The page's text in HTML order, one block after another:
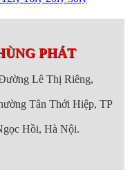
PHÁT
Lê Thị Riêng,
Tân Thới Hiệp, TP
Hồi, Hà Nội.